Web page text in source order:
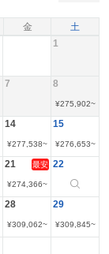
金 土
1
7 8
¥275,902~
14
¥277,538~
15
¥276,653~
21 最安
¥274,366~
22
28
¥309,062~
29
¥309,845~